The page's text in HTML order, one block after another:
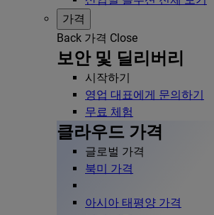
가격
Back 가격 Close
보안 및 딜리버리
시작하기
영업 대표에게 문의하기
무료 체험
클라우드 가격
글로벌 가격
북미 가격
아시아 태평양 가격